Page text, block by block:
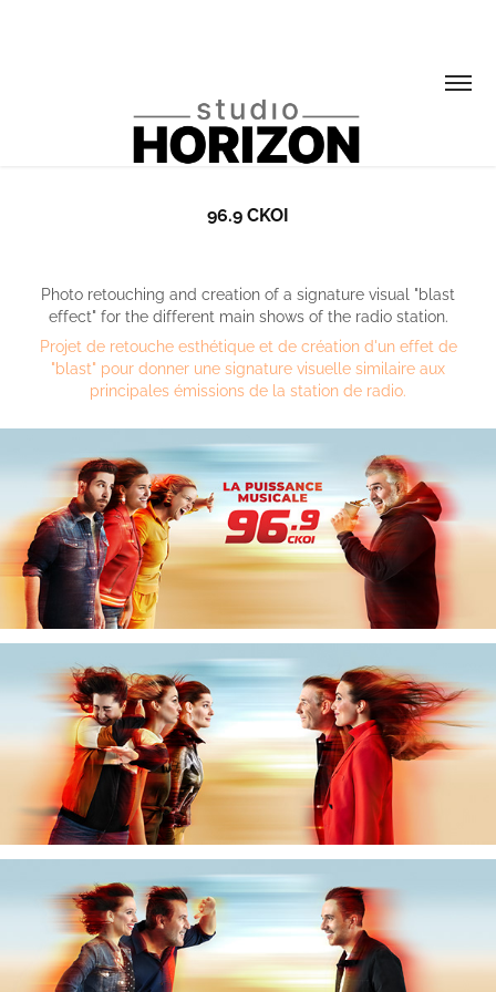
96.9 CKOI
Photo retouching and creation of a signature visual "blast
effect" for the different main shows of the radio station.
Projet de retouche esthétique et de création d'un effet de
"blast" pour donner une signature visuelle similaire aux
principales émissions de la station de radio.